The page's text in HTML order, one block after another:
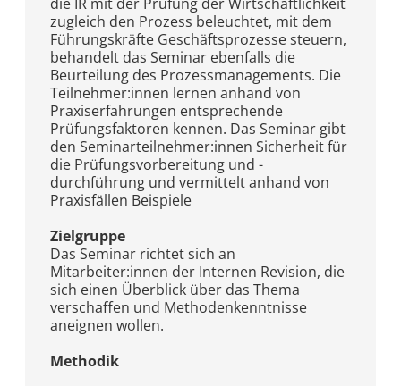
zugleich den Prozess beleuchtet, mit dem
Führungskräfte Geschäftsprozesse steuern,
behandelt das Seminar ebenfalls die
Beurteilung des Prozessmanagements. Die
Teilnehmer:innen lernen anhand von
Praxiserfahrungen entsprechende
Prüfungsfaktoren kennen. Das Seminar gibt
den Seminarteilnehmer:innen Sicherheit für
die Prüfungsvorbereitung und -
durchführung und vermittelt anhand von
Praxisfällen Beispiele
Zielgruppe
Das Seminar richtet sich an
Mitarbeiter:innen der Internen Revision, die
sich einen Überblick über das Thema
verschaffen und Methodenkenntnisse
aneignen wollen.
Methodik